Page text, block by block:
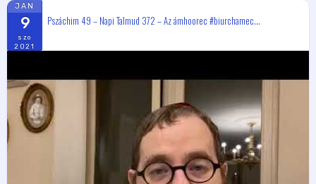
JAN
9
szo
2021
Pszáchim 49 – Napi Talmud 372 – Az ámhoorec #biurchamec...